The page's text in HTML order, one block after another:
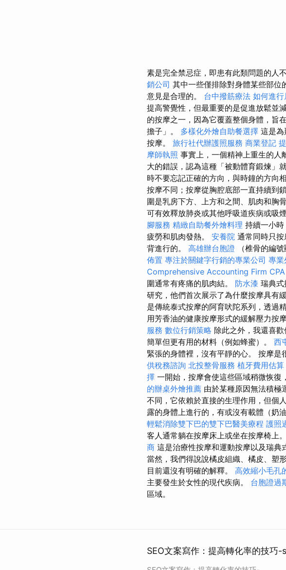
素是完全禁忌症，即患有此類問題的人
銷公司 其中一些僅排除對身體某些部位
意見是合理的。 台中撥筋療法 如何進
提高警覺性，但最重要的是促進放鬆並
的按摩之一，因為它覆蓋整個身體，旨
擔子」。 多樣化外燴自助餐選擇 這是
按摩。 旅行社代辦護照服務 商業登記
摩師執照 事實上，一個精神上重生的人
大的錯誤，認為這種「被動體育鍛煉」
時不要忘記正確的方向，與時鐘的方向
按摩不同；按摩從胸腔底部一直持續到
圍是乳房下方、上方和之間、肌肉和胸
可有效釋放肺炎或其他呼吸道疾病或吸
腳服務 精緻自助餐外燴料理 持續一小時
疲勞和肌肉發熱。 安養院 通常同時只
背進行的。 高雄辦台胞證 （椎骨的編
佈置 專注於關鍵字行銷的專業公司 專
Comprehensive Accounting Firm
圍通常有疼痛的肌肉結。 防水漆 瑞典
研究，他們首次展示了為什麼按摩具有
是傳統泰式按摩的阿育吠陀系列，透過
用芳香油的健康按摩形式的緩解壓力按
服務 數位行銷策略 除此之外，我還喜
簡單但更有用的材料（例如蜂蜜）。 西
緊張的身體裡，沒有平靜的心。 按摩是
供稅務諮詢 北投整骨服務 植牙費用估算
擇 一開始，按摩會使這些區域稍微恢復
的辦桌外燴推薦 由於某種原因無法積極
不同，它依賴於直接的生理作用，但個
露的身體上進行的，有或沒有載體（奶
輕鬆消除雙下巴的雙下巴醫美療程 護照
客人通常躺在按摩床上或坐在按摩椅上
商 這是治療性按摩和運動按摩以及瑞典
當然，我們得說說橘皮組織、橘皮、塑
目前還沒有明確的解釋。 高效縮小毛孔
主要發生於女性的現代疾病。 台胞證過
區域。
SEO文案寫作：提高轉化率的技巧-